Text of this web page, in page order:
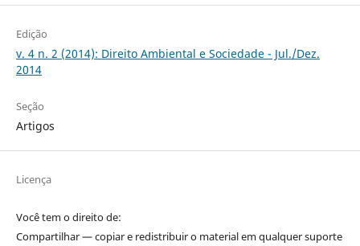
Edição
v. 4 n. 2 (2014): Direito Ambiental e Sociedade - Jul./Dez.
2014
Seção
Artigos
Licença
Você tem o direito de:
Compartilhar — copiar e redistribuir o material em qualquer suporte